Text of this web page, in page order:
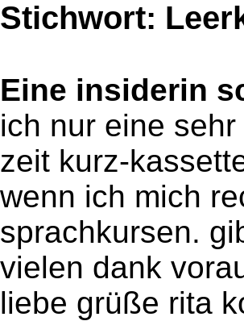
Stichwort:
Eine insiderin
ich nur eine
zeit kurz-
wenn ich mich
sprachkursen.
vielen dank
liebe grüße rita